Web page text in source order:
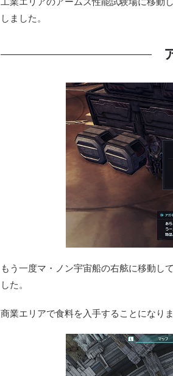
しました。
もう一度マ・ノン宇宙船の右舷に移動し
した。
商業エリアで食料を入手することになり